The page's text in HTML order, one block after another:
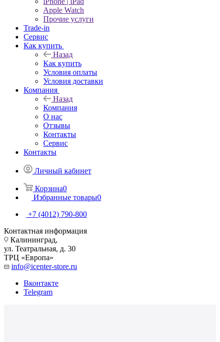
Apple Watch
Прочие услуги
Trade-in
Сервис
Как купить
Назад
Как купить
Условия оплаты
Условия доставки
Компания
Назад
Компания
О нас
Отзывы
Контакты
Сервис
Контакты
Личный кабинет
Корзина0
Избранные товары0
+7 (4012) 790-800
Контактная информация
Калининград,
ул. Театральная, д. 30
ТРЦ «Европа»
info@icenter-store.ru
Вконтакте
Telegram